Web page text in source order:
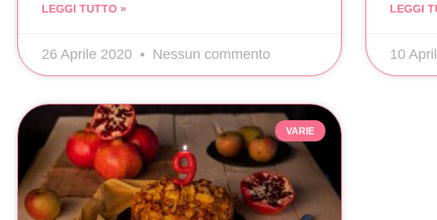
LEGGI TUTTO »
26 Aprile 2020 Nessun commento
LEGGI
10
VARIE